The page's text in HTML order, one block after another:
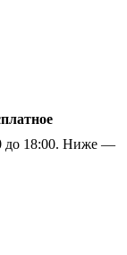
до 18:00. Ниже —